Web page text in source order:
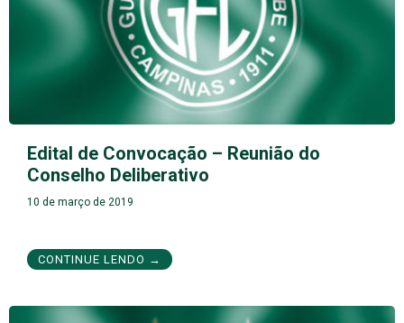
Edital de Convocação – Reunião do
Conselho Deliberativo
10 de março de 2019
CONTINUE LENDO →